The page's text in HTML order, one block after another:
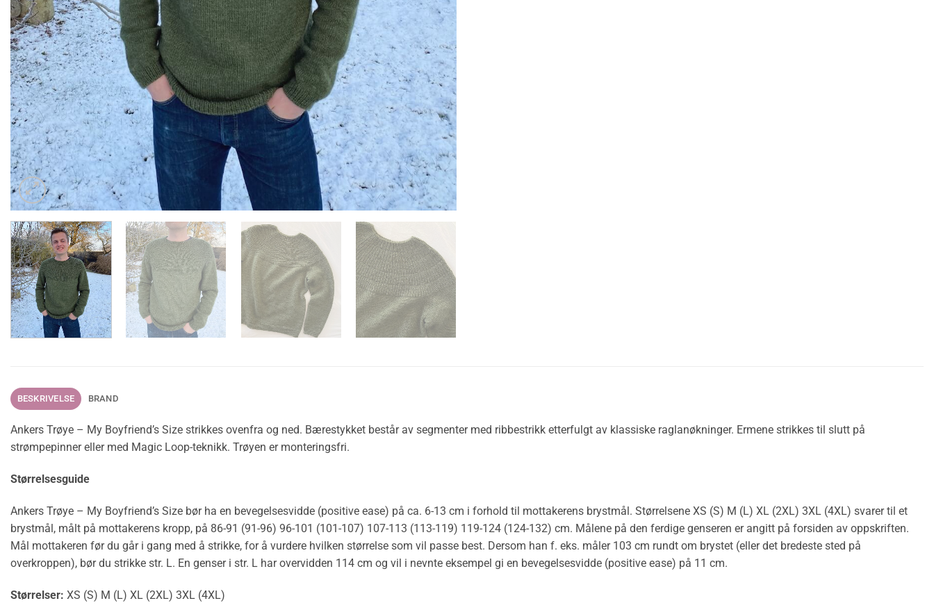
BESKRIVELSE BRAND
Ankers Trøye – My Boyfriend’s Size strikkes ovenfra og ned. Bærestykket består av segmenter med ribbestrikk etterfulgt av klassiske raglanøkninger. Ermene strikkes til slutt på
strømpepinner eller med Magic Loop-teknikk. Trøyen er monteringsfri.
Størrelsesguide
Ankers Trøye – My Boyfriend’s Size bør ha en bevegelsesvidde (positive ease) på ca. 6-13 cm i forhold til mottakerens brystmål. Størrelsene XS (S) M (L) XL (2XL) 3XL (4XL) svarer til et
brystmål, målt på mottakerens kropp, på 86-91 (91-96) 96-101 (101-107) 107-113 (113-119) 119-124 (124-132) cm. Målene på den ferdige genseren er angitt på forsiden av oppskriften.
Mål mottakeren før du går i gang med å strikke, for å vurdere hvilken størrelse som vil passe best. Dersom han f. eks. måler 103 cm rundt om brystet (eller det bredeste sted på
overkroppen), bør du strikke str. L. En genser i str. L har overvidden 114 cm og vil i nevnte eksempel gi en bevegelsesvidde (positive ease) på 11 cm.
Størrelser: XS (S) M (L) XL (2XL) 3XL (4XL)